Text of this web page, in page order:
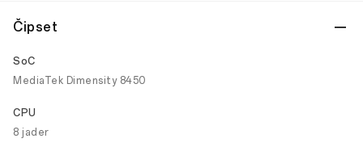
Čipset
SoC
MediaTek Dimensity 8450
CPU
8 jader